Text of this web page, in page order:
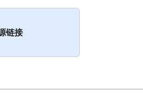
链接